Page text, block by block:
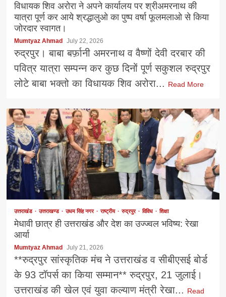
विधायक शिव अरोरा ने अपने कार्यालय पर श्रीअमरनाथ की
यात्रा पूर्ण कर आये श्रद्धालुओ का पुष्प वर्षा फूलमलाओ से किया
जोरदार स्वागत।
Mumtyaz Ahmad July 22, 2026
रुद्रपुर। बाबा बर्फ़ानी अमरनाथ व वैष्णों देवी दरबार की
पवित्र यात्रा सम्पन्न कर कुछ दिनों पूर्ण सकुशल रुद्रपुर
लोटे बाबा भक्तो का विधायक शिव अरोरा... Read More
उत्तराखंड उत्तराखण्ड उधम सिंह नगर राष्ट्रीय रुद्रपुर विविध शिक्षा
मेधावी छात्र ही उत्तराखंड और देश का उज्ज्वल भविष्य: रेखा
आर्या
Mumtyaz Ahmad July 21, 2026
**रुद्रपुर सांस्कृतिक मंच ने उत्तराखंड व सीबीएसई बोर्ड
के 93 टॉपर्स का किया सम्मान** रुद्रपुर, 21 जुलाई।
उत्तराखंड की खेल एवं युवा कल्याण मंत्री रेखा... Read